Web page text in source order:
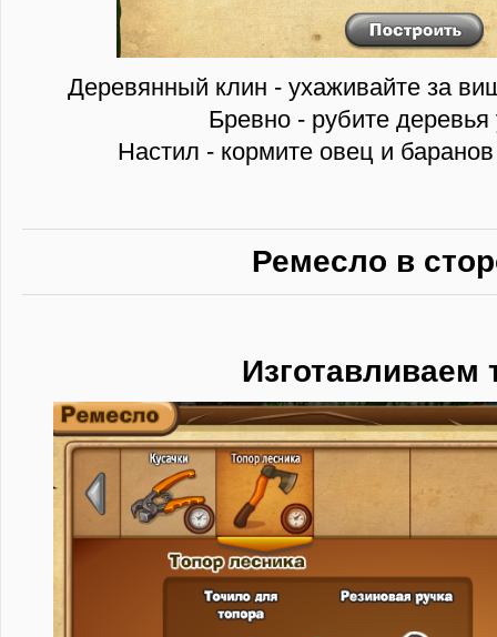
Деревянный клин - ухаживайте за
Бревно - рубите
Настил - кормите овец и
Ремесло в
Изготавливаем